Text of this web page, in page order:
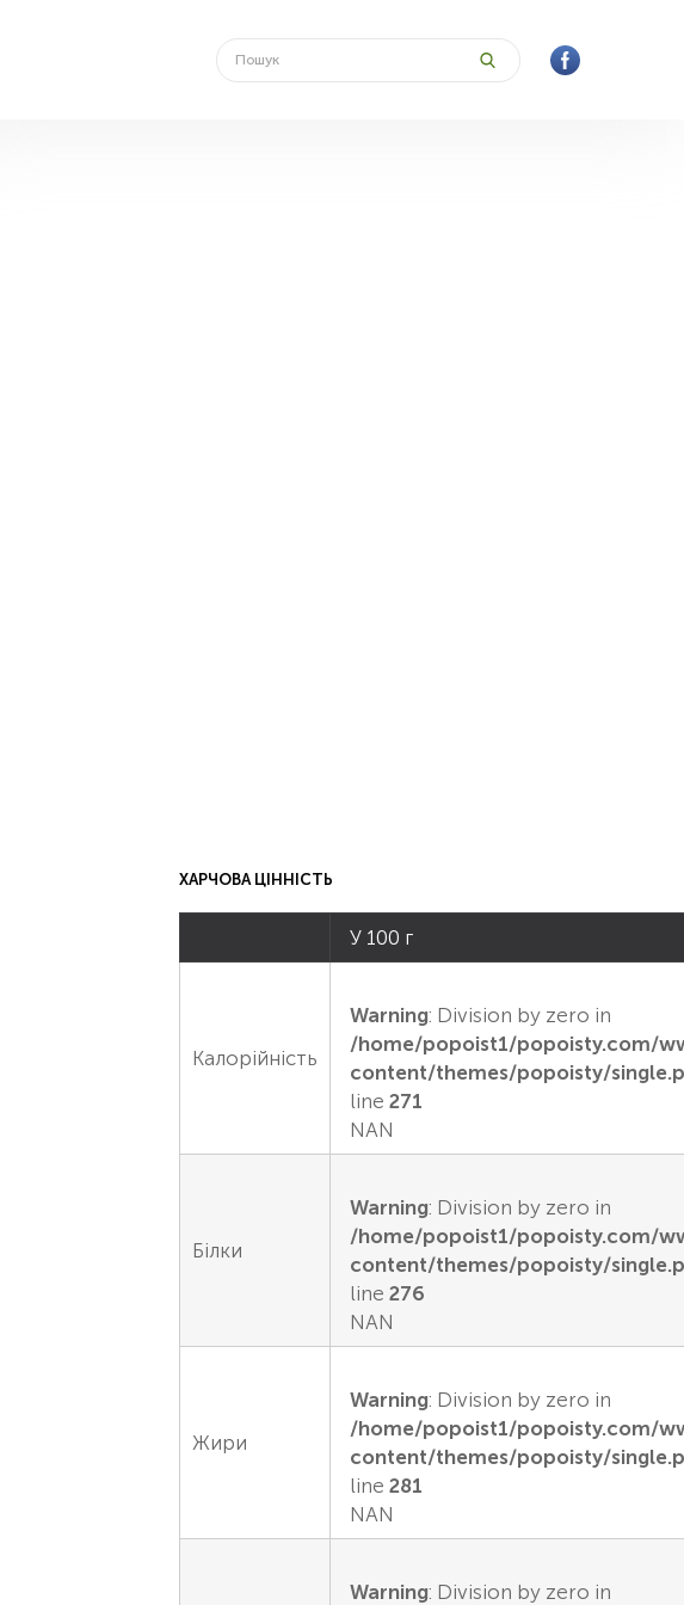
ХАРЧОВА ЦІННІСТЬ
У 100 г
Калорійність
Warning: Division by zero in
/home/popoist1/popoisty.com/
content/themes/popoisty/
line 271
NAN
Білки
Warning: Division by zero in
/home/popoist1/popoisty.com/
content/themes/popoisty/
line 276
NAN
Жири
Warning: Division by zero in
/home/popoist1/popoisty.com/
content/themes/popoisty/
line 281
NAN
Warning: Division by zero in